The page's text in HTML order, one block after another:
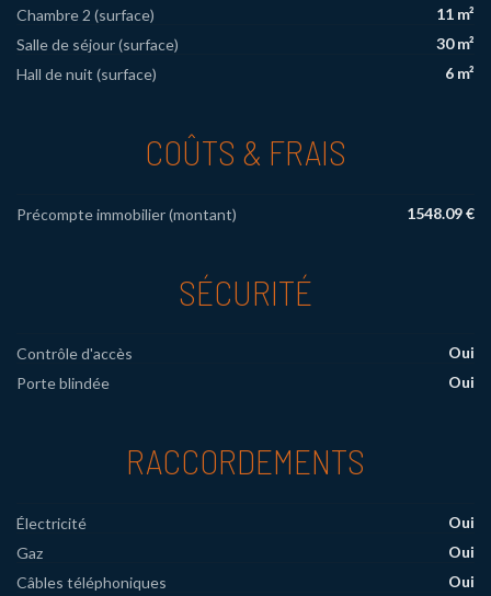
Chambre 2 (surface)
11 m²
Salle de séjour (surface)
30 m²
Hall de nuit (surface)
6 m²
COÛTS & FRAIS
Précompte immobilier (montant) 1548.09 €
SÉCURITÉ
Contrôle d'accès
Oui
Porte blindée
Oui
RACCORDEMENTS
Électricité
Oui
Gaz
Oui
Câbles téléphoniques
Oui